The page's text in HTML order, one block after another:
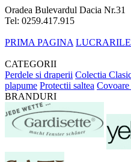
Oradea Bulevardul Dacia Nr.31
Tel: 0259.417.915
PRIMA PAGINA
CATEGORII
Perdele si draperii Colectia
plapume Protectii saltea Covoare
BRANDURI